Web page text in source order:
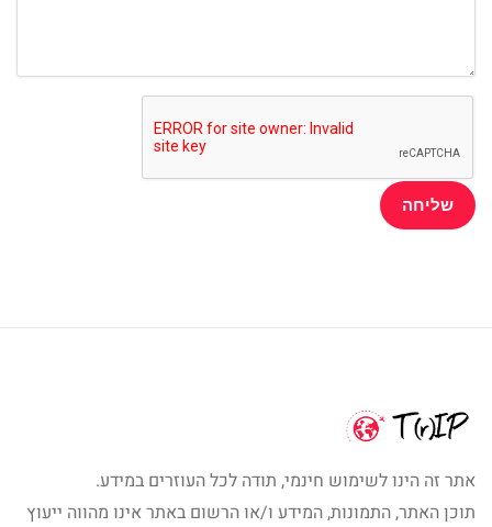
אתר זה הינו לשימוש חינמי, תודה לכל העוזרים במידע.
תוכן האתר, התמונות, המידע ו/או הרשום באתר אינו מהווה ייעוץ